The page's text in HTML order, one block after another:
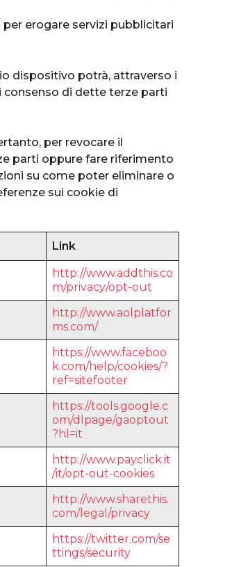
erogare servizi pubblicitari
dispositivo potrà, attraverso i
di dette terze parti
per revocare il
parti oppure fare riferimento
su come poter eliminare o
sui cookie di
Link
http://www.addthis.co
m/privacy/opt-out
http://www.aolplatfor
ms.com/
https://www.faceboo
k.com/help/cookies/?
ref=sitefooter
https://tools.google.c
om/dlpage/gaoptout
?hl=it
http://www.payclick.it
/it/opt-out-cookies
http://www.sharethis.
com/legal/privacy
https://twitter.com/se
ttings/security